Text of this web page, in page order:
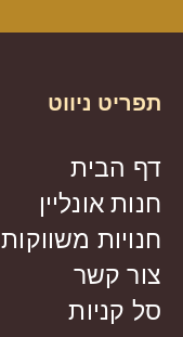
תפריט ניווט
דף הבית
חנות אונליין
חנויות משווקות
צור קשר
סל קניות